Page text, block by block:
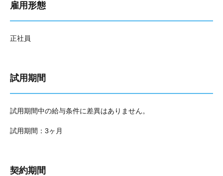
雇用形態
正社員
試用期間
試用期間中の給与条件に差異はありません。
試用期間：3ヶ月
契約期間